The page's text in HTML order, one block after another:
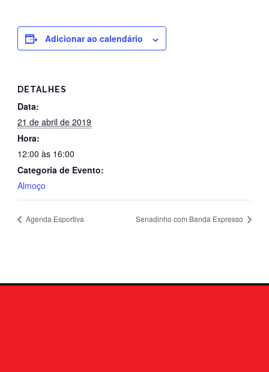
Adicionar ao calendário
DETALHES
Data:
21 de abril de 2019
Hora:
12:00 às 16:00
Categoria de Evento:
Almoço
Agenda Esportiva Senadinho com Banda Expresso